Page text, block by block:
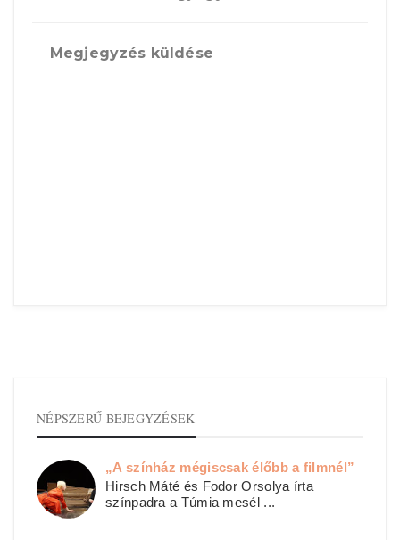
Megjegyzés küldése
NÉPSZERŰ BEJEGYZÉSEK
„A színház mégiscsak élőbb a filmnél”
Hirsch Máté és Fodor Orsolya írta
színpadra a Túmia mesél ...